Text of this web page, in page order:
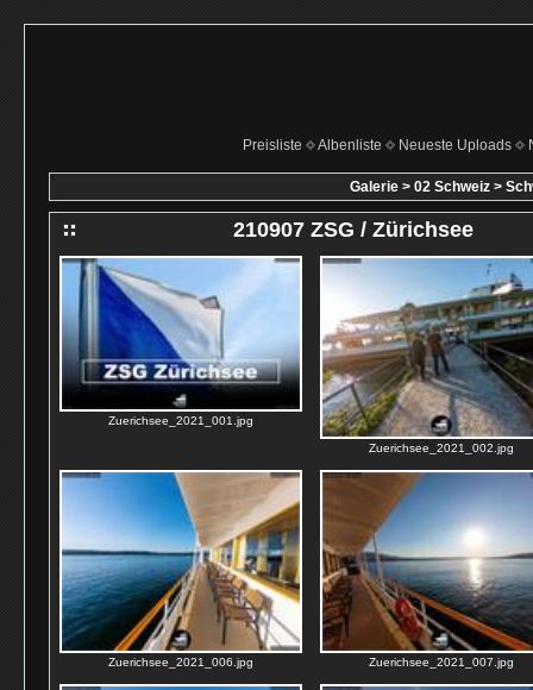
Preisliste Albenliste Neueste Uploads
Galerie> 02 Schweiz>
210907 ZSG / Zürichsee
Zuerichsee_2021_001.jpg
Zuerichsee_2021_002.jpg
Zuerichsee_2021_006.jpg Zuerichsee_2021_007.jpg